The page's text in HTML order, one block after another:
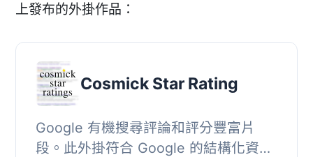
上發布的外掛作品：
Cosmick Star Rating
Google 有機搜尋評論和評分豐富片
段。此外掛符合 Google 的結構化資料